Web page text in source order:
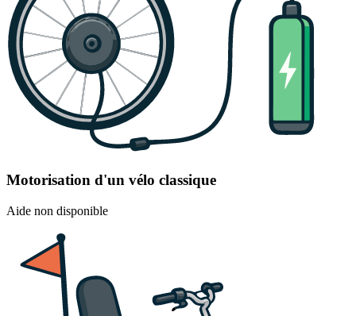
Motorisation d'un vélo classique
Aide non disponible